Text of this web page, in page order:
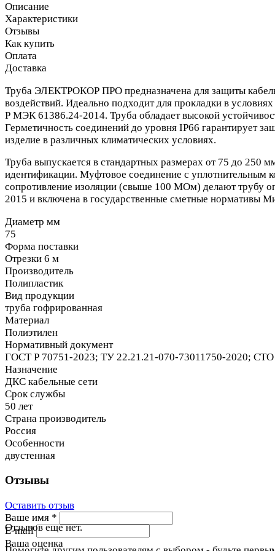
Описание
Характеристики
Отзывы
Как купить
Оплата
Доставка
Труба ЭЛЕКТРОКОР ПРО предназначена для защиты
воздействий. Идеально подходит для прокладки в
Р МЭК 61386.24-2014. Труба обладает высокой
Герметичность соединений до уровня IP66 гарантирует
изделие в различных климатических условиях.
Труба выпускается в стандартных размерах от 75 до 250
идентификации. Муфтовое соединение с уплотнительным
сопротивление изоляции (свыше 100 МОм) делают трубу
2015 и включена в государственные сметные нормативы
Диаметр мм
75
Форма поставки
Отрезки 6 м
Производитель
Полипластик
Вид продукции
труба гофрированная
Материал
Полиэтилен
Нормативный документ
ГОСТ Р 70751-2023; ТУ 22.21.21-070-73011750-2020;
Назначение
ДКС кабельные сети
Срок службы
50 лет
Страна производитель
Россия
Особенности
двустенная
Отзывы
Оставить отзыв
Ваше имя *
E-mail
Ваша оценка
Отзывов еще нет.